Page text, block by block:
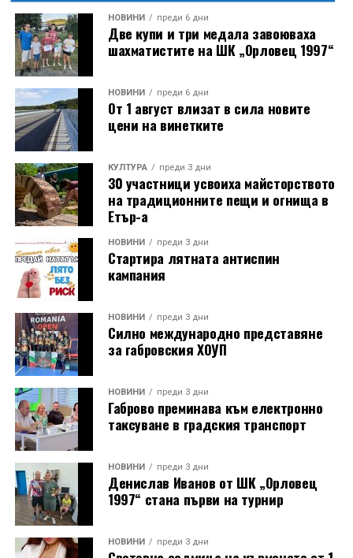
НОВИНИ преди 6 дни
Две купи и три медала завоюваха
шахматистите на ШК „Орловец 1997“
НОВИНИ преди 6 дни
От 1 август влизат в сила новите
цени на винетките
КУЛТУРА преди 3 дни
30 участници усвоиха майсторството
на традиционните пещи и огнища в
Етър-а
НОВИНИ преди 3 дни
Стартира лятната антиспин
кампания
НОВИНИ преди 3 дни
Силно международно представяне
за габровския ХОУП
НОВИНИ преди 3 дни
Габрово преминава към електронно
таксуване в градския транспорт
НОВИНИ преди 3 дни
Денислав Иванов от ШК „Орловец
1997“ стана първи на турнир
НОВИНИ преди 3 дни